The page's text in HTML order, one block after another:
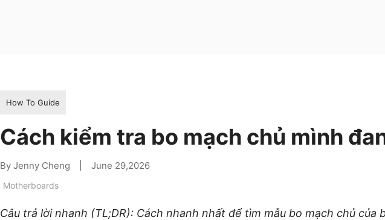
How To Guide
Cách kiểm tra bo mạch chủ mình
By Jenny Cheng June 29,2026
Motherboards
Câu trả lời nhanh (TL;DR): Cách nhanh nhất để tìm mẫu bo mạch chủ của